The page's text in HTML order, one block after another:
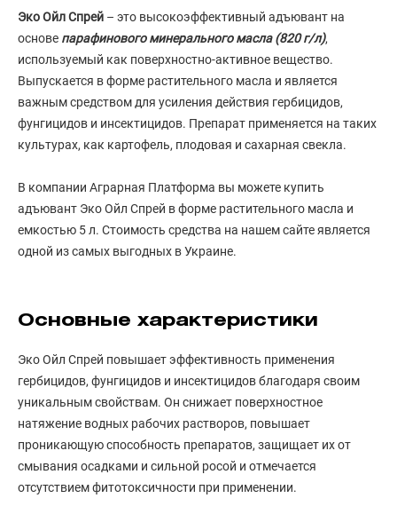
Эко Ойл Спрей – это высокоэффективный адъювант на
основе парафинового минерального масла (820 г/л),
используемый как поверхностно-активное вещество.
Выпускается в форме растительного масла и является
важным средством для усиления действия гербицидов,
фунгицидов и инсектицидов. Препарат применяется на таких
культурах, как картофель, плодовая и сахарная свекла.
В компании Аграрная Платформа вы можете купить
адъювант Эко Ойл Спрей в форме растительного масла и
емкостью 5 л. Стоимость средства на нашем сайте является
одной из самых выгодных в Украине.
Основные характеристики
Эко Ойл Спрей повышает эффективность применения
гербицидов, фунгицидов и инсектицидов благодаря своим
уникальным свойствам. Он снижает поверхностное
натяжение водных рабочих растворов, повышает
проникающую способность препаратов, защищает их от
смывания осадками и сильной росой и отмечается
отсутствием фитотоксичности при применении.